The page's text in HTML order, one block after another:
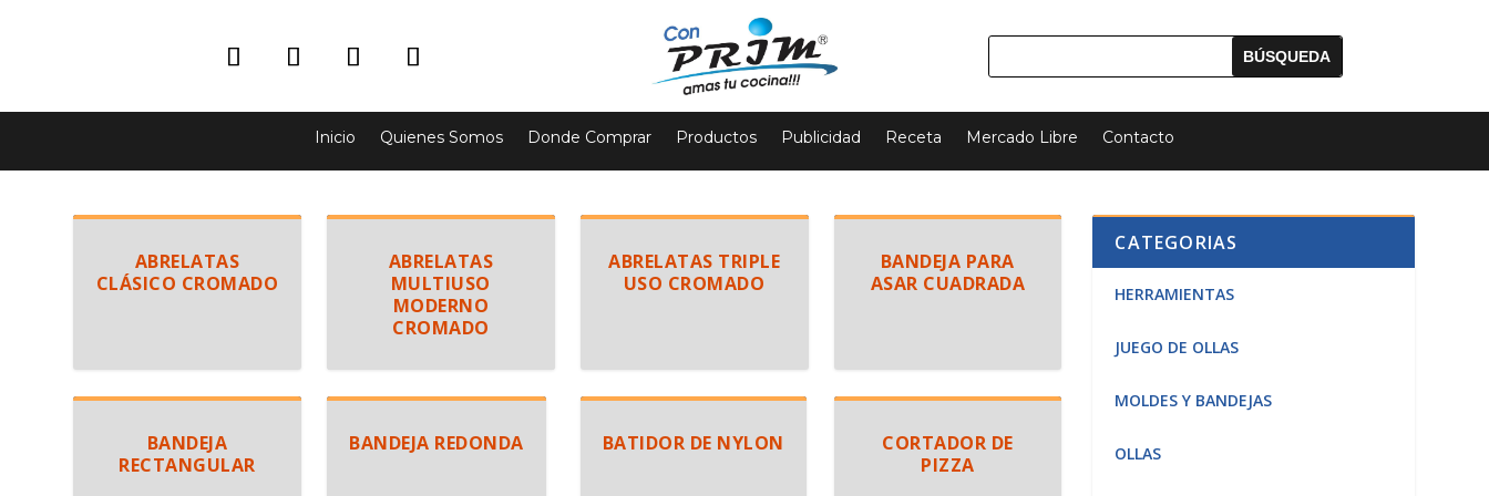
Inicio Quienes Somos Donde Comprar Productos Publicidad Receta Mercado Libre Contacto
ABRELATAS
CLÁSICO CROMADO
ABRELATAS
MULTIUSO
MODERNO
CROMADO
ABRELATAS TRIPLE
USO CROMADO
BANDEJA PARA
ASAR CUADRADA
BANDEJA
RECTANGULAR
BANDEJA REDONDA BATIDOR DE NYLON
CORTADOR DE
PIZZA
CATEGORIAS
HERRAMIENTAS
JUEGO DE OLLAS
MOLDES Y BANDEJAS
OLLAS